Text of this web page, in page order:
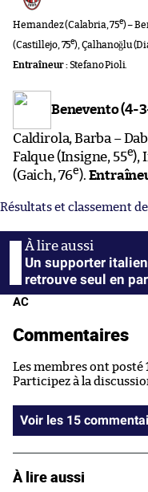
Hernandez (Calabria, 75e) –
(Castillejo, 75e), Çalhanoğlu
Entraîneur :Stefano Pioli.
Benevento (4-
Caldirola, Barba –
Falque (Insigne, 55e),
(Gaich, 76e).
Résultats et classement
Un supporter
retrouve seul en
AC
Commentaires
Les membres ont posté
Participez à la
Voir les 15
À lire aussi